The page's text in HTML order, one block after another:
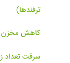
ترفندها)
کاهش مخزن
سرقت تعداد